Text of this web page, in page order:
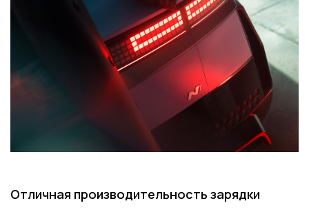
Отличная производительность зарядки